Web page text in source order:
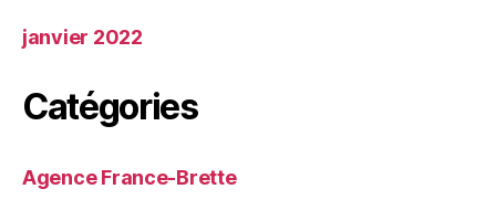
janvier 2022
Catégories
Agence France-Brette